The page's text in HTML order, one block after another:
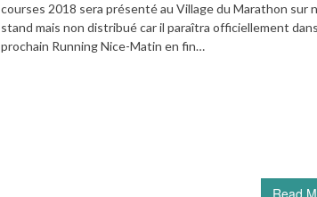
courses 2018 sera présenté au Village du Marathon sur
stand mais non distribué car il paraîtra officiellement
prochain Running Nice-Matin en fin…
Read